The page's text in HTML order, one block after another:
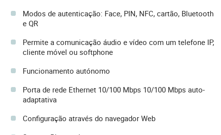
Modos de autenticação: Face, PIN, NFC, cartão, Bluetooth
e QR
Permite a comunicação áudio e vídeo com um telefone IP,
cliente móvel ou softphone
Funcionamento autónomo
Porta de rede Ethernet 10/100 Mbps 10/100 Mbps auto-
adaptativa
Configuração através do navegador Web